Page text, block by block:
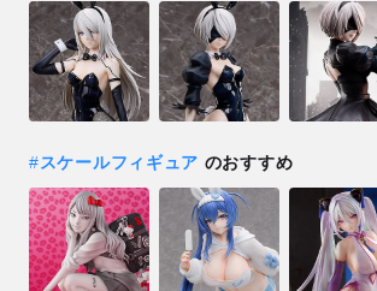
#スケールフィギュア のおすすめ